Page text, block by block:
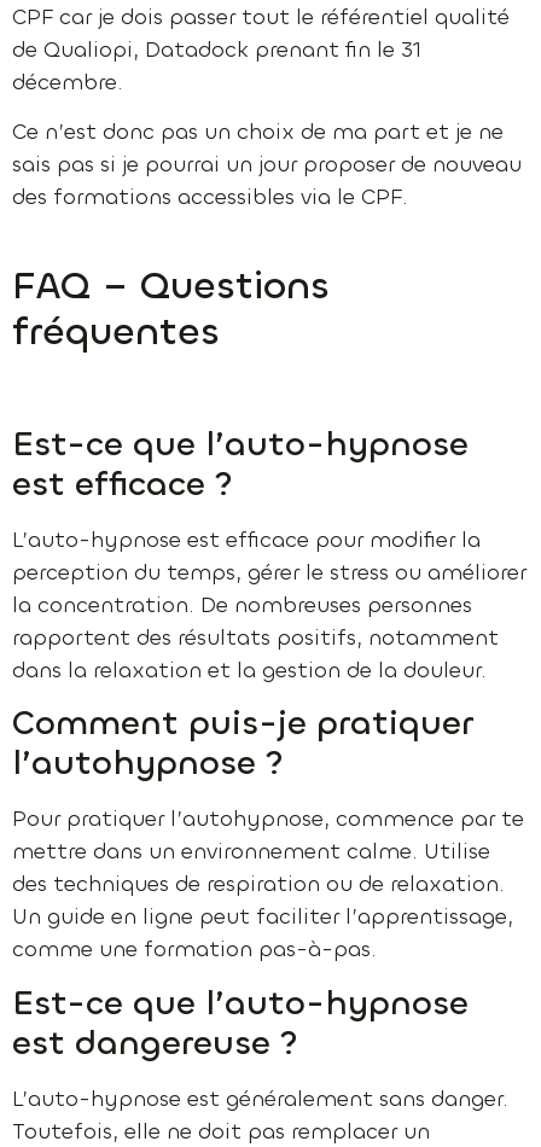
CPF car je dois passer tout le référentiel qualité
de Qualiopi, Datadock prenant fin le 31
décembre.
Ce n’est donc pas un choix de ma part et je ne
sais pas si je pourrai un jour proposer de nouveau
des formations accessibles via le CPF.
FAQ – Questions
fréquentes
Est-ce que l’auto-hypnose
est efficace ?
L’auto-hypnose est efficace pour modifier la
perception du temps, gérer le stress ou améliorer
la concentration. De nombreuses personnes
rapportent des résultats positifs, notamment
dans la relaxation et la gestion de la douleur.
Comment puis-je pratiquer
l’autohypnose ?
Pour pratiquer l’autohypnose, commence par te
mettre dans un environnement calme. Utilise
des techniques de respiration ou de relaxation.
Un guide en ligne peut faciliter l’apprentissage,
comme une formation pas-à-pas.
Est-ce que l’auto-hypnose
est dangereuse ?
L’auto-hypnose est généralement sans danger.
Toutefois, elle ne doit pas remplacer un